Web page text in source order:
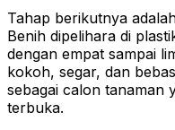
Tahap berikutnya
Benih dipelihara di
dengan empat sampai
kokoh, segar, dan
sebagai calon tanaman
terbuka.